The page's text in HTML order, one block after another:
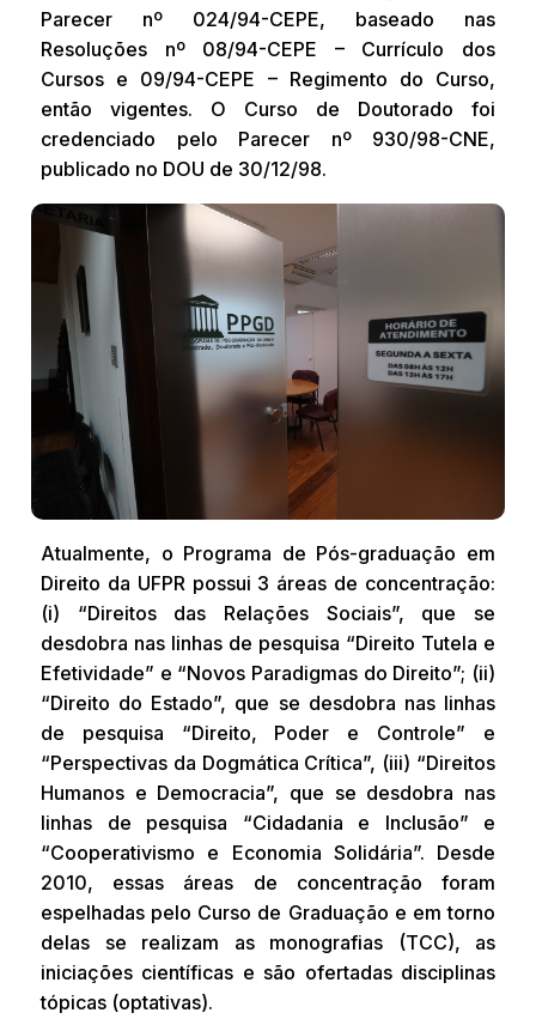
Parecer nº 024/94-CEPE, baseado nas
Resoluções nº 08/94-CEPE – Currículo dos
Cursos e 09/94-CEPE – Regimento do Curso,
então vigentes. O Curso de Doutorado foi
credenciado pelo Parecer nº 930/98-CNE,
publicado no DOU de 30/12/98.
Atualmente, o Programa de Pós-graduação em
Direito da UFPR possui 3 áreas de concentração:
(i) “Direitos das Relações Sociais”, que se
desdobra nas linhas de pesquisa “Direito Tutela e
Efetividade” e “Novos Paradigmas do Direito”; (ii)
“Direito do Estado”, que se desdobra nas linhas
de pesquisa “Direito, Poder e Controle” e
“Perspectivas da Dogmática Crítica”, (iii) “Direitos
Humanos e Democracia”, que se desdobra nas
linhas de pesquisa “Cidadania e Inclusão” e
“Cooperativismo e Economia Solidária”. Desde
2010, essas áreas de concentração foram
espelhadas pelo Curso de Graduação e em torno
delas se realizam as monografias (TCC), as
iniciações científicas e são ofertadas disciplinas
tópicas (optativas).